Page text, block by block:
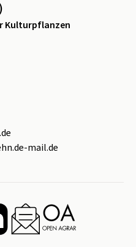
Kulturpflanzen
mail.de